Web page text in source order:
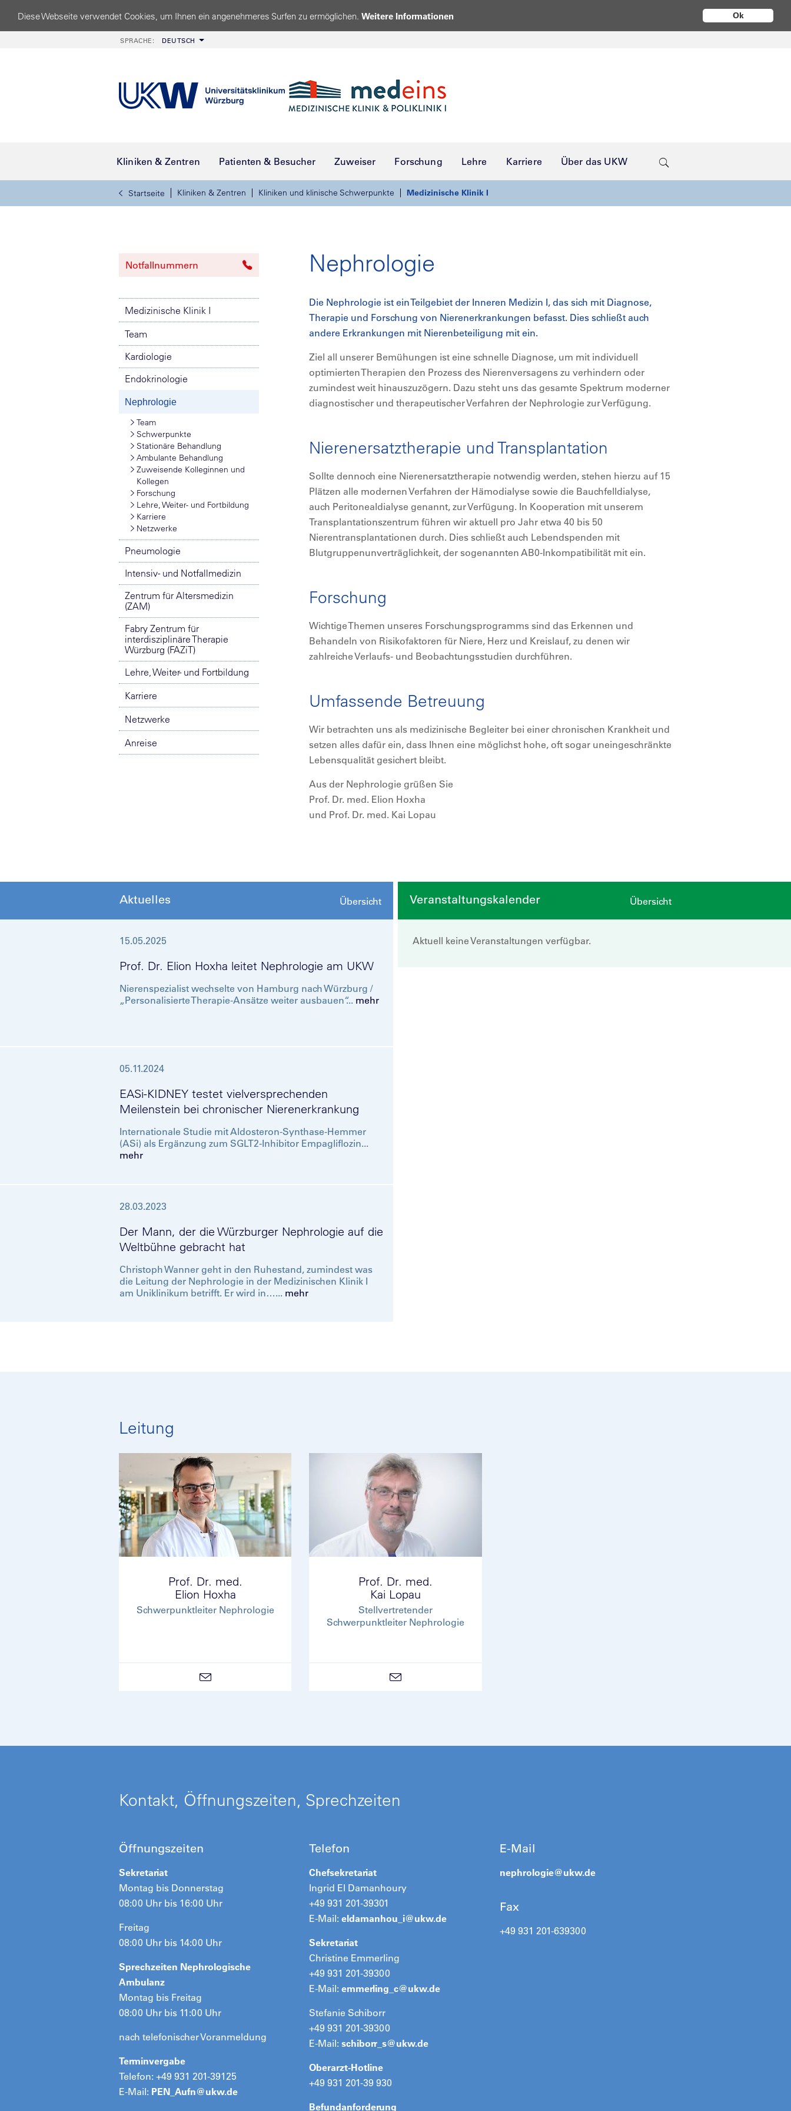
Ok
Diese Webseite verwendet Cookies, um Ihnen ein angenehmeres Surfen zu ermöglichen. Weitere Informationen
SPRACHE: DEUTSCH
Kliniken & Zentren Patienten & Besucher Zuweiser Forschung Lehre Karriere Über das UKW
Startseite Kliniken & Zentren Kliniken und klinische Schwerpunkte Medizinische Klinik I
Notfallnummern
Medizinische Klinik I
Team
Kardiologie
Endokrinologie
Nephrologie
Team
Schwerpunkte
Stationäre Behandlung
Ambulante Behandlung
Zuweisende Kolleginnen und
Kollegen
Forschung
Lehre, Weiter- und Fortbildung
Karriere
Netzwerke
Pneumologie
Intensiv- und Notfallmedizin
Zentrum für Altersmedizin
(ZAM)
Fabry Zentrum für
interdisziplinäre Therapie
Würzburg (FAZiT)
Lehre, Weiter- und Fortbildung
Karriere
Netzwerke
Anreise
Nephrologie
Die Nephrologie ist ein Teilgebiet der Inneren Medizin I, das sich mit Diagnose,
Therapie und Forschung von Nierenerkrankungen befasst. Dies schließt auch
andere Erkrankungen mit Nierenbeteiligung mit ein.
Ziel all unserer Bemühungen ist eine schnelle Diagnose, um mit individuell
optimierten Therapien den Prozess des Nierenversagens zu verhindern oder
zumindest weit hinauszuzögern. Dazu steht uns das gesamte Spektrum moderner
diagnostischer und therapeutischer Verfahren der Nephrologie zur Verfügung.
Nierenersatztherapie und Transplantation
Sollte dennoch eine Nierenersatztherapie notwendig werden, stehen hierzu auf 15
Plätzen alle modernen Verfahren der Hämodialyse sowie die Bauchfelldialyse,
auch Peritonealdialyse genannt, zur Verfügung. In Kooperation mit unserem
Transplantationszentrum führen wir aktuell pro Jahr etwa 40 bis 50
Nierentransplantationen durch. Dies schließt auch Lebendspenden mit
Blutgruppenunverträglichkeit, der sogenannten AB0-Inkompatibilität mit ein.
Forschung
Wichtige Themen unseres Forschungsprogramms sind das Erkennen und
Behandeln von Risikofaktoren für Niere, Herz und Kreislauf, zu denen wir
zahlreiche Verlaufs- und Beobachtungsstudien durchführen.
Umfassende Betreuung
Wir betrachten uns als medizinische Begleiter bei einer chronischen Krankheit und
setzen alles dafür ein, dass Ihnen eine möglichst hohe, oft sogar uneingeschränkte
Lebensqualität gesichert bleibt.
Aus der Nephrologie grüßen Sie
Prof. Dr. med. Elion Hoxha
und Prof. Dr. med. Kai Lopau
Aktuelles Übersicht
15.05.2025
Prof. Dr. Elion Hoxha leitet Nephrologie am UKW
Nierenspezialist wechselte von Hamburg nach Würzburg /
„Personalisierte Therapie-Ansätze weiter ausbauen“... mehr
05.11.2024
EASi-KIDNEY testet vielversprechenden
Meilenstein bei chronischer Nierenerkrankung
Internationale Studie mit Aldosteron-Synthase-Hemmer
(ASi) als Ergänzung zum SGLT2-Inhibitor Empagliflozin...
mehr
28.03.2023
Der Mann, der die Würzburger Nephrologie auf die
Weltbühne gebracht hat
Christoph Wanner geht in den Ruhestand, zumindest was
die Leitung der Nephrologie in der Medizinischen Klinik I
am Uniklinikum betrifft. Er wird in…... mehr
Veranstaltungskalender Übersicht
Aktuell keine Veranstaltungen verfügbar.
Leitung
Prof. Dr. med.
Elion Hoxha
Schwerpunktleiter Nephrologie
Prof. Dr. med.
Kai Lopau
Stellvertretender
Schwerpunktleiter Nephrologie
Kontakt, Öffnungszeiten, Sprechzeiten
Öffnungszeiten
Sekretariat
Montag bis Donnerstag
08:00 Uhr bis 16:00 Uhr
Freitag
08:00 Uhr bis 14:00 Uhr
Sprechzeiten Nephrologische
Ambulanz
Montag bis Freitag
08:00 Uhr bis 11:00 Uhr
nach telefonischer Voranmeldung
Terminvergabe
Telefon: +49 931 201-39125
E-Mail: PEN_Aufn@ukw.de
Telefon
Chefsekretariat
Ingrid El Damanhoury
+49 931 201-39301
E-Mail:eldamanhou_i@ukw.de
Sekretariat
Christine Emmerling
+49 931 201-39300
E-Mail:emmerling_c@ukw.de
Stefanie Schiborr
+49 931 201-39300
E-Mail:schiborr_s@ukw.de
Oberarzt-Hotline
+49 931 201-39 930
Befundanforderung
E-Mail
nephrologie@ukw.de
Fax
+49 931 201-639300